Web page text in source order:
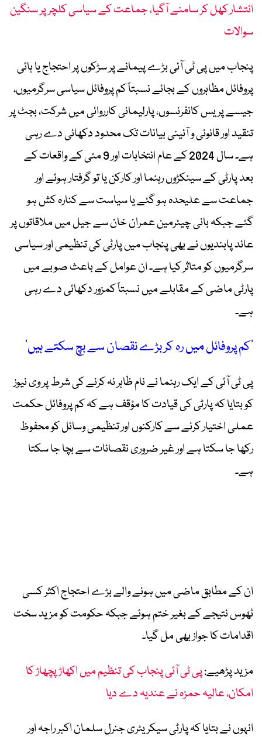
انتشار کھل کر سامنے آگیا، جماعت کے سیاسی کلچر پر سنگین
سوالات
پنجاب میں پی ٹی آئی بڑے پیمانے پر سڑکوں پر احتجاج یا ہائی
پروفائل مظاہروں کے بجائے نسبتاً کم پروفائل سیاسی سرگرمیوں،
جیسے پریس کانفرنسوں، پارلیمانی کارروائی میں شرکت، بجٹ پر
تنقید اور قانونی و آئینی بیانات تک محدود دکھائی دے رہی
ہے۔ سال 2024 کے عام انتخابات اور 9 مئی کے واقعات کے
بعد پارٹی کے سینکڑوں رہنما اور کارکن یا تو گرفتار ہوئے اور
جماعت سے علیحدہ ہو گئے یا سیاست سے کنارہ کش ہو
گئے جبکہ بانی چیئرمین عمران خان سے جیل میں ملاقاتوں پر
عائد پابندیوں نے بھی پنجاب میں پارٹی کی تنظیمی اور سیاسی
سرگرمیوں کو متاثر کیا ہے۔ ان عوامل کے باعث صوبے میں
پارٹی ماضی کے مقابلے میں نسبتاً کمزور دکھائی دے رہی
ہے۔
’کم پروفائل میں رہ کر بڑے نقصان سے بچ سکتے ہیں‘
پی ٹی آئی کے ایک رہنما نے نام ظاہر نہ کرنے کی شرط پر وی نیوز
کو بتایا کہ پارٹی کی قیادت کا مؤقف ہے کہ کم پروفائل حکمت
عملی اختیار کرنے سے کارکنوں اور تنظیمی وسائل کو محفوظ
رکھا جا سکتا ہے اور غیر ضروری نقصانات سے بچا جا سکتا
ہے۔
ان کے مطابق ماضی میں ہونے والے بڑے احتجاج اکثر کسی
ٹھوس نتیجے کے بغیر ختم ہوئے جبکہ حکومت کو مزید سخت
اقدامات کا جواز بھی مل گیا۔
مزید پڑھیے:پی ٹی آئی پنجاب کی تنظیم میں اکھاڑ پچھاڑ کا
امکان، عالیہ حمزہ نے عندیہ دے دیا
انہوں نے بتایا کہ پارٹی سیکریٹری جنرل سلمان اکبر راجہ اور